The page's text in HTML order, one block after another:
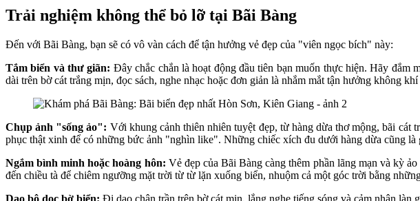
Trải nghiệm không thể bỏ lỡ tại Bãi Bàng
Đến với Bãi Bàng, bạn sẽ có vô vàn cách để tận hưởng vẻ đẹp của "viên ngọc bích" này:
Tắm biển và thư giãn: Đây chắc chắn là hoạt động đầu tiên bạn muốn thực hiện. Hãy đắm
dài trên bờ cát trắng mịn, đọc sách, nghe nhạc hoặc đơn giản là nhắm mắt tận hưởng không khí
Chụp ảnh "sống ảo": Với khung cảnh thiên nhiên tuyệt đẹp, từ hàng dừa thơ mộng, bãi
phục thật xinh để có những bức ảnh "nghìn like". Những chiếc xích đu dưới hàng dừa cũng là
Ngắm bình minh hoặc hoàng hôn: Vẻ đẹp của Bãi Bàng càng thêm phần lãng mạn và kỳ
đến chiều tà để chiêm ngưỡng mặt trời từ từ lặn xuống biển, nhuộm cả một góc trời bằng
Dạo bộ dọc bờ biển: Đi dạo chân trần trên bờ cát mịn, lắng nghe tiếng sóng và cảm nhận